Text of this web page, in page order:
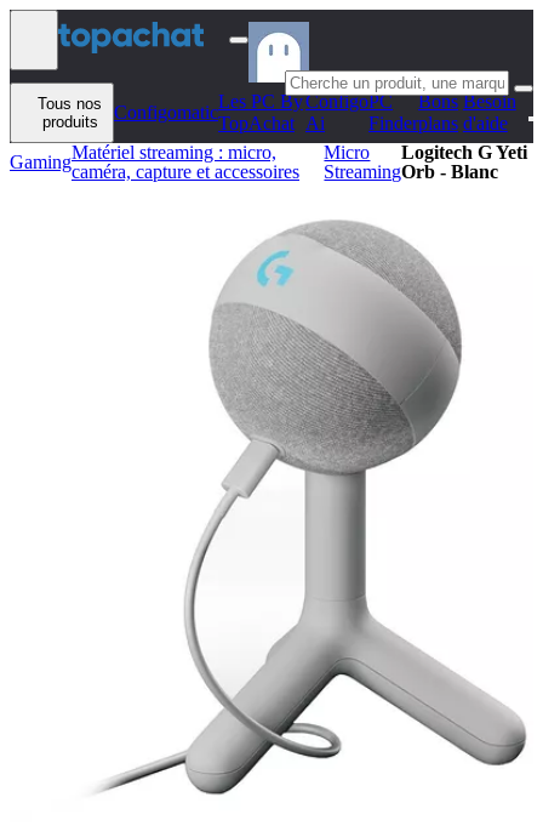
Aller au contenu
Tous nos
produits
Configomatic
Les PC By
TopAchat
Configo
Ai
PC
Finder
Bons
plans
Besoin
d'aide
GamingMatériel streaming : micro,
caméra, capture et accessoires
Micro
Streaming
Logitech G Yeti
Orb - Blanc